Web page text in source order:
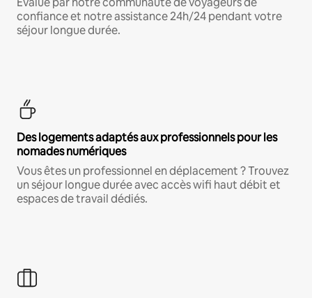
confiance et notre assistance 24h/24 pendant votre
séjour longue durée.
Des logements adaptés aux professionnels pour les
nomades numériques
Vous êtes un professionnel en déplacement ? Trouvez
un séjour longue durée avec accès wifi haut débit et
espaces de travail dédiés.